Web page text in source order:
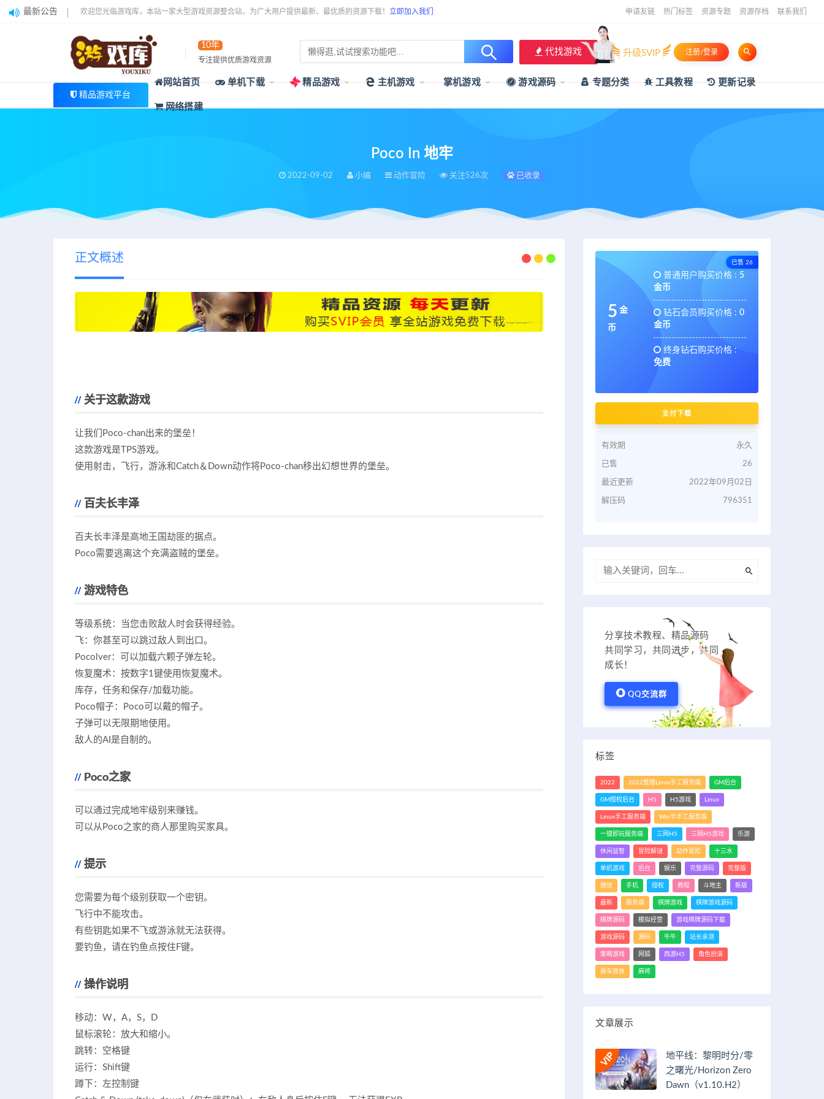
最新公告 欢迎您光临游戏库，本站一家大型游戏资源整合站，为广大用户提供最新、最优质的资源下载！ 立即加入我们 申请友链 热门标签 资源专题 资源存档 联系我们
10年
专注提供优质游戏资源
代找游戏 升级SVIP 注册/登录
精品游戏平台
网站首页 单机下载 精品游戏 主机游戏 掌机游戏 游戏源码 专题分类 工具教程 更新记录
网络搭建
Poco In 地牢
2022-09-02 小编 动作冒险 关注526次 已收录
正文概述
关于这款游戏
让我们Poco-chan出来的堡垒！
这款游戏是TPS游戏。
使用射击，飞行，游泳和Catch＆Down动作将Poco-chan移出幻想世界的堡垒。
百夫长丰泽
百夫长丰泽是高地王国劫匪的据点。
Poco需要逃离这个充满盗贼的堡垒。
游戏特色
等级系统：当您击败敌人时会获得经验。
飞：你甚至可以跳过敌人到出口。
Pocolver：可以加载六颗子弹左轮。
恢复魔术：按数字1键使用恢复魔术。
库存，任务和保存/加载功能。
Poco帽子：Poco可以戴的帽子。
子弹可以无限期地使用。
敌人的AI是自制的。
Poco之家
可以通过完成地牢级别来赚钱。
可以从Poco之家的商人那里购买家具。
提示
您需要为每个级别获取一个密钥。
飞行中不能攻击。
有些钥匙如果不飞或游泳就无法获得。
要钓鱼，请在钓鱼点按住F键。
操作说明
移动：W，A，S，D
鼠标滚轮：放大和缩小。
跳转：空格键
运行：Shift键
蹲下：左控制键
已售 26
5 金
币
普通用户购买价格 : 5
金币
钻石会员购买价格 : 0
金币
终身钻石购买价格 :
免费
支付下载
有效期 永久
已售 26
最近更新 2022年09月02日
解压码 796351
分享技术教程、精品源码
共同学习，共同进步，共同
成长！
QQ交流群
标签
2022 2022整理Linux手工服务端 GM后台
GM授权后台 H5 H5游戏 Linux
Linux手工服务端 Win半手工服务端
一键即玩服务端 三网H5 三网H5游戏 乐游
休闲益智 冒险解谜 动作冒险 十三水
单机游戏 后台 娱乐 完整源码 完整版
微信 手机 授权 教程 斗地主 新版
最新 服务端 棋牌游戏 棋牌游戏源码
棋牌源码 模拟经营 游戏棋牌源码下载
游戏源码 源码 牛牛 站长亲测
策略游戏 网狐 西游H5 角色扮演
赛车竞技 麻将
文章展示
地平线：黎明时分/零
之曙光/Horizon Zero
Dawn（v1.10.H2）